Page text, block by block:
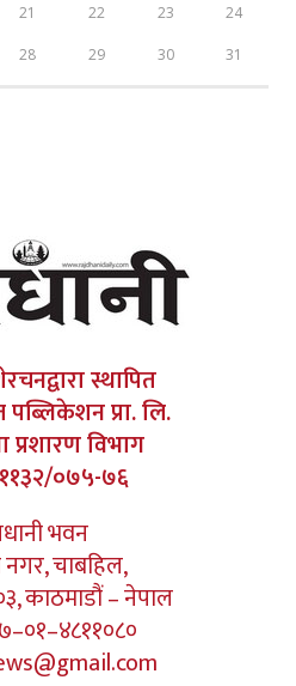
21 22 23 24
28 29 30 31
स्थापित
पब्लिकेशन प्रा. लि.
विभाग
११३२/०७५-७६
भवन
चाबहिल,
काठमाडौं – नेपाल